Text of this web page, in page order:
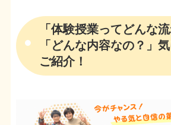
「体験授業ってどんな流
「どんな内容なの？」
ご紹介！